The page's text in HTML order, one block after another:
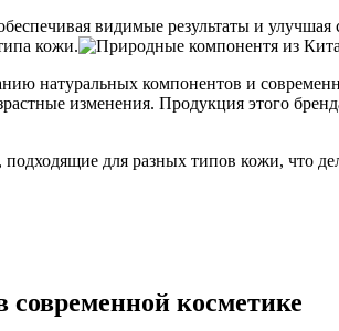
видимые результаты и
кожи.
натуральных компонентов и
изменения. Продукция этого
подходящие для разных типов кожи, что
современной косметике